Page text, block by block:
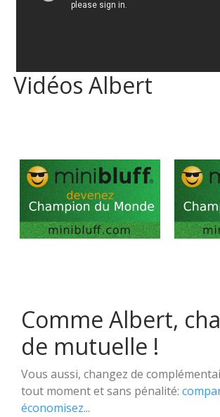
Vidéos Albert
Comme Albert,
de mutuelle !
Vous aussi, changez de
tout moment et sans pénalité:
économisez...